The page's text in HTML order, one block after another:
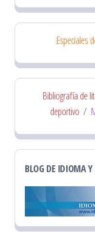
Especiales
Bibliografía de
deportivo /
BLOG DE IDIOMA Y